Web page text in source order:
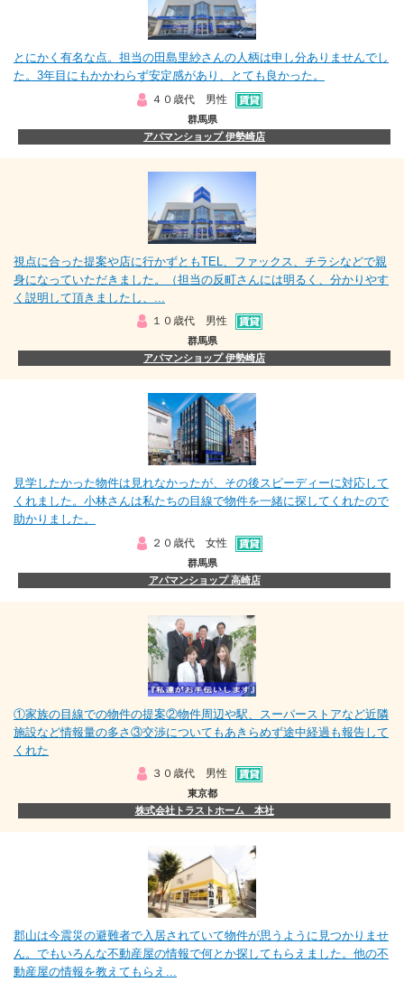
とにかく有名な点。担当の田島里紗さんの人柄は申し分ありませんでし
た。3年目にもかかわらず安定感があり、とても良かった。
４０歳代 男性
群馬県
アパマンショップ 伊勢崎店
視点に合った提案や店に行かずともTEL、ファックス、チラシなどで親
身になっていただきました。（担当の反町さんには明るく、分かりやす
く説明して頂きましたし、...
１０歳代 男性
群馬県
アパマンショップ 伊勢崎店
見学したかった物件は見れなかったが、その後スピーディーに対応して
くれました。小林さんは私たちの目線で物件を一緒に探してくれたので
助かりました。
２０歳代 女性
群馬県
アパマンショップ 高崎店
①家族の目線での物件の提案②物件周辺や駅、スーパーストアなど近隣
施設など情報量の多さ③交渉についてもあきらめず途中経過も報告して
くれた
３０歳代 男性
東京都
株式会社トラストホーム 本社
郡山は今震災の避難者で入居されていて物件が思うように見つかりませ
ん。でもいろんな不動産屋の情報で何とか探してもらえました。他の不
動産屋の情報を教えてもらえ...